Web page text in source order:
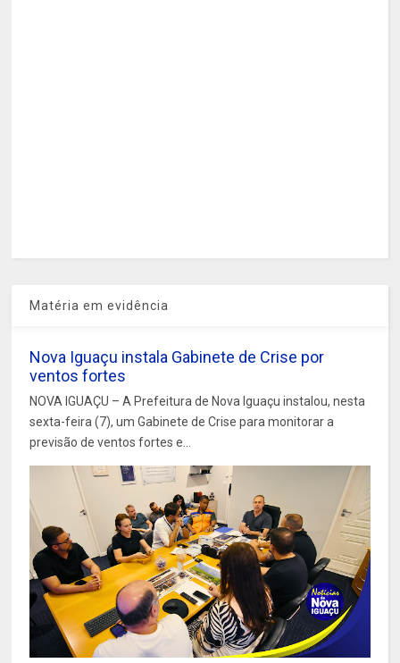
Matéria em evidência
Nova Iguaçu instala Gabinete de Crise por
ventos fortes
NOVA IGUAÇU – A Prefeitura de Nova Iguaçu instalou, nesta
sexta-feira (7), um Gabinete de Crise para monitorar a
previsão de ventos fortes e...